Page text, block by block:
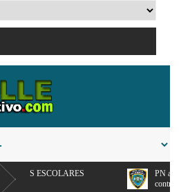
PN apresa hombre con orden de